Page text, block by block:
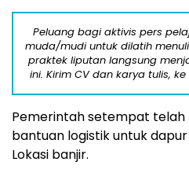
Peluang bagi aktivis pers
muda/mudi untuk dilatih
praktek liputan langsung
ini. Kirim CV dan karya tulis, ke
Pemerintah setempat telah
bantuan logistik untuk
Lokasi banjir.